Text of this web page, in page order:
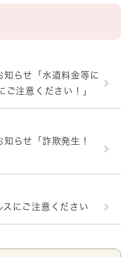
じる
知らせ「水道料金等に
ご注意ください！」
知らせ「詐欺発生！
にご注意ください